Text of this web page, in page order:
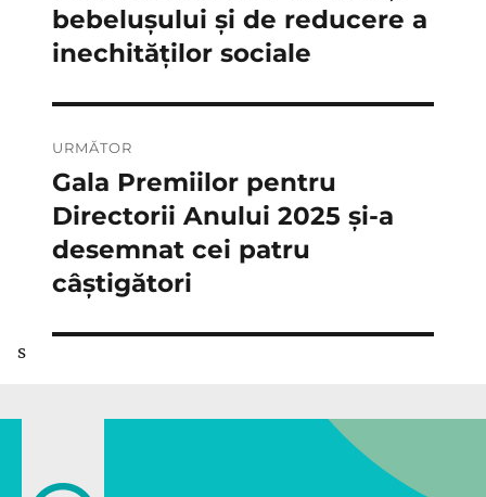
bebelușului și de reducere a
inechităților sociale
URMĂTOR
Articolul
următor:
Gala Premiilor pentru
Directorii Anului 2025 și-a
desemnat cei patru
câștigători
s